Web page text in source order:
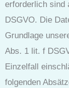
erforderlich sind
DSGVO. Die
Grundlage
Abs. 1 lit. f
Einzelfall
folgenden